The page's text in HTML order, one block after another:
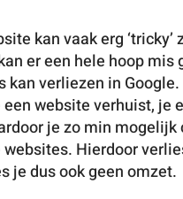
kan vaak erg ‘tricky’
er een hele hoop mis
kan verliezen in
website verhuist, je
je zo min mogelijk
Hierdoor
je dus ook geen omzet.